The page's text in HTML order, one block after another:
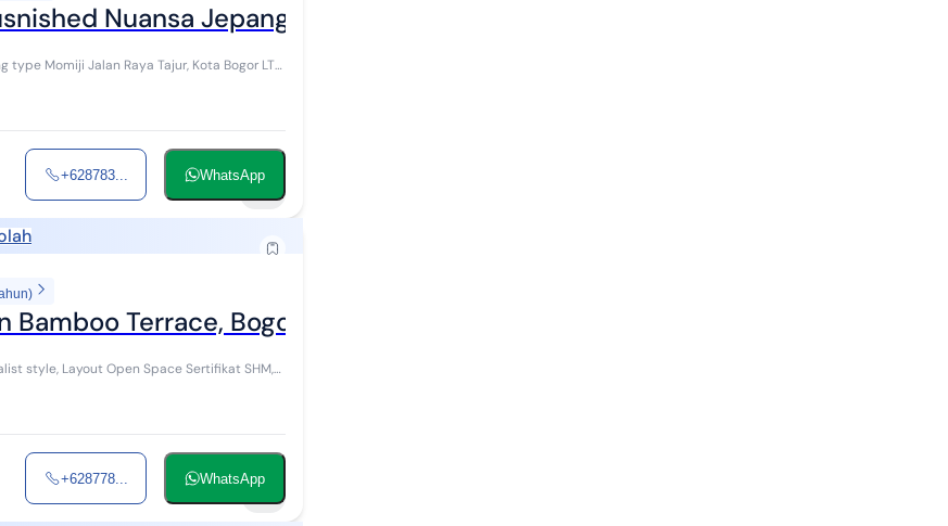
Nuansa Jepang di Bogor
Kota Bogor LT
+628783... WhatsApp
Terrace, Bogor 16141
style, Layout Open Space Sertifikat SHM,
+628778... WhatsApp